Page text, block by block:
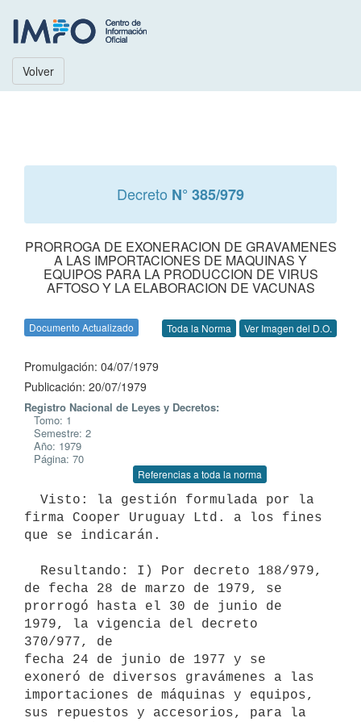
Volver
Decreto N° 385/979
PRORROGA DE EXONERACION DE GRAVAMENES
A LAS IMPORTACIONES DE MAQUINAS Y
EQUIPOS PARA LA PRODUCCION DE VIRUS
AFTOSO Y LA ELABORACION DE VACUNAS
Documento Actualizado Toda la Norma Ver Imagen del D.O.
Promulgación: 04/07/1979
Publicación: 20/07/1979
Registro Nacional de Leyes y Decretos:
Tomo: 1
Semestre: 2
Año: 1979
Página: 70
Referencias a toda la norma
firma Cooper Uruguay Ltd. a los fines
que se indicarán.
de fecha 28 de marzo de 1979, se
prorrogó hasta el 30 de junio de
1979, la vigencia del decreto
370/977, de
fecha 24 de junio de 1977 y se
exoneró de diversos gravámenes a las
importaciones de máquinas y equipos,
sus repuestos y accesorios, para la